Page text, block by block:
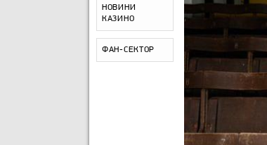
НОВИНИ
КАЗИНО
ФАН-СЕКТОР